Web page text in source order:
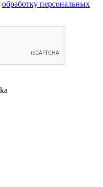
обработку персональных